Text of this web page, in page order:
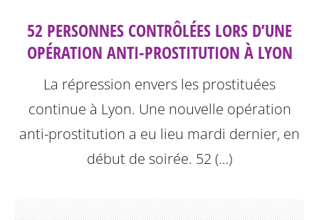
52 PERSONNES CONTRÔLÉES LORS D’UNE
OPÉRATION ANTI-PROSTITUTION À LYON
La répression envers les prostituées
continue à Lyon. Une nouvelle opération
anti-prostitution a eu lieu mardi dernier, en
début de soirée. 52 (…)